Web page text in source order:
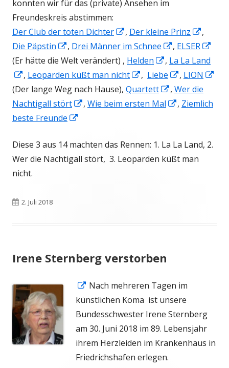
öffnen
konnten wir für das (private) Ansehen im
Freundeskreis abstimmen:
Der Club der toten Dichter
In
neuem
Fenster
öffnen
, Der kleine Prinz
In
neuem
öffnen
,
Die Päpstin
In
neuem
Fenster
öffnen
, Drei Männer im Schnee
In
neuem
Fenster
öffnen
, ELSER
(Er hätte die Welt verändert) , Helden
In
neuem
Fenster
öffnen
, La La Land
In
neuem
Fenster
öffnen
, Leoparden küßt man nicht
In
neuem
Fenster
, Liebe
In
neuem
Fenster
, LION
(Der lange Weg nach Hause), Quartett
In
neuem
, Wer die
Nachtigall stört
In
öffnen
, Wie beim ersten Mal
In
öffnen
, Ziemlich
beste Freunde
Fenster
öffnen
Diese 3 aus 14 machten das Rennen: 1. La La Land, 2.
Wer die Nachtigall stört, 3. Leoparden küßt man
nicht.
Veröffentlicht
2. Juli 2018
Irene Sternberg verstorben
In
neuem
Fenster
öffnen
Nach mehreren Tagen im
künstlichen Koma ist unsere
Bundesschwester Irene Sternberg
am 30. Juni 2018 im 89. Lebensjahr
ihrem Herzleiden im Krankenhaus in
Friedrichshafen erlegen.